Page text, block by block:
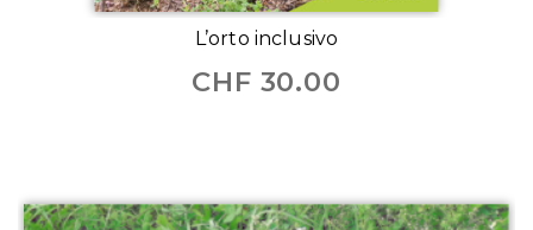
L’orto inclusivo
CHF 30.00